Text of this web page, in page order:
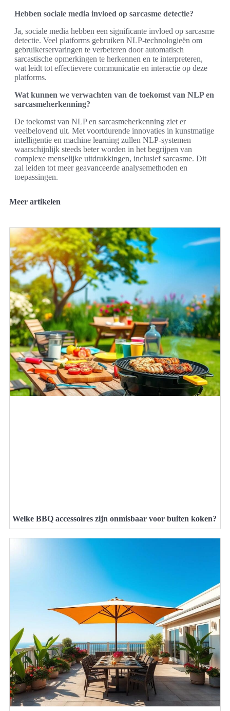
Hebben sociale media invloed op sarcasme detectie?
Ja, sociale media hebben een significante invloed op sarcasme
detectie. Veel platforms gebruiken NLP-technologieën om
gebruikerservaringen te verbeteren door automatisch
sarcastische opmerkingen te herkennen en te interpreteren,
wat leidt tot effectievere communicatie en interactie op deze
platforms.
Wat kunnen we verwachten van de toekomst van NLP en
sarcasmeherkenning?
De toekomst van NLP en sarcasmeherkenning ziet er
veelbelovend uit. Met voortdurende innovaties in kunstmatige
intelligentie en machine learning zullen NLP-systemen
waarschijnlijk steeds beter worden in het begrijpen van
complexe menselijke uitdrukkingen, inclusief sarcasme. Dit
zal leiden tot meer geavanceerde analysemethoden en
toepassingen.
Meer artikelen
Welke BBQ accessoires zijn onmisbaar voor buiten koken?